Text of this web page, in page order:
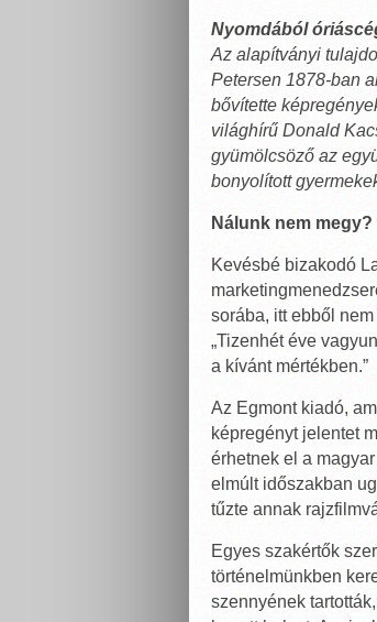
Nyomdából
Az alapítványi
Petersen 1878-ban
bővítette
világhírű Donald
gyümölcsöző az
bonyolított
Nálunk nem megy?
Kevésbé bizakodó
sorába, itt ebből
„Tizenhét éve
a kívánt mértékben.”
Az Egmont kiadó,
képregényt jelentet
érhetnek el a
elmúlt időszakban
tűzte annak
Egyes szakértők
történelmünkben
szennyének